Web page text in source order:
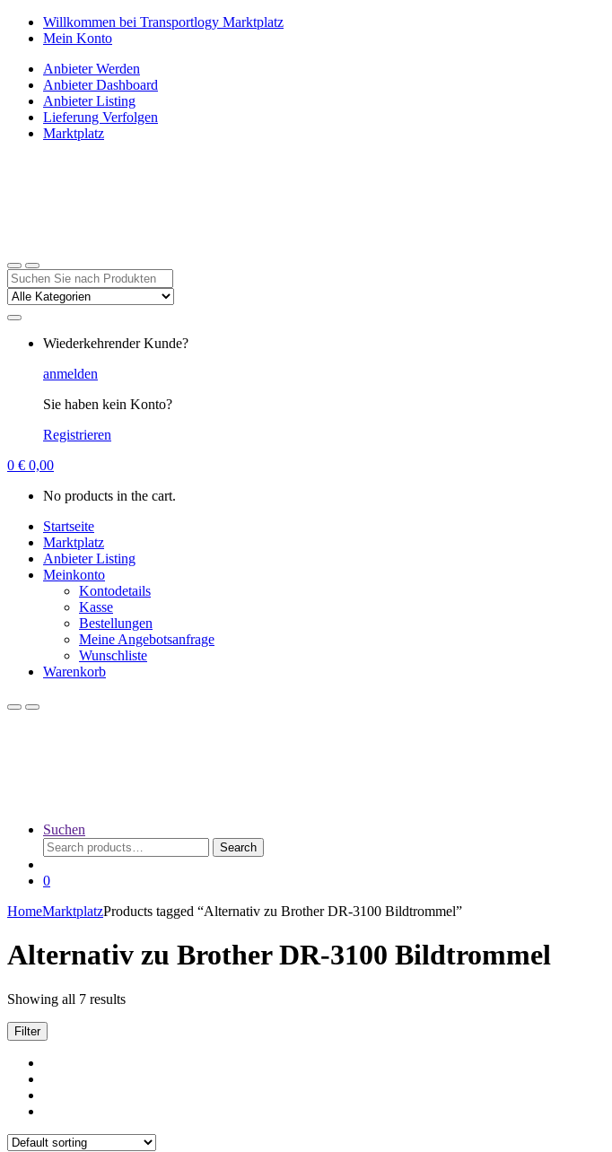
Navigation
Zum
Inhalt
Willkommen bei Transportlogy Marktplatz
Mein Konto
Anbieter Werden
Anbieter Dashboard
Anbieter Listing
Lieferung Verfolgen
Marktplatz
Suchen
nach:
Wiederkehrender Kunde?
anmelden
Sie haben kein Konto?
Registrieren
0 € 0,00
No products in the cart.
Startseite
Marktplatz
Anbieter Listing
Meinkonto
Kontodetails
Kasse
Bestellungen
Meine Angebotsanfrage
Wunschliste
Warenkorb
Suchen
Search
for:
Search
0
HomeMarktplatzProducts tagged “Alternativ zu Brother DR-3100 Bildtrommel”
Alternativ zu Brother DR-3100 Bildtrommel
Showing all 7 results
Filter